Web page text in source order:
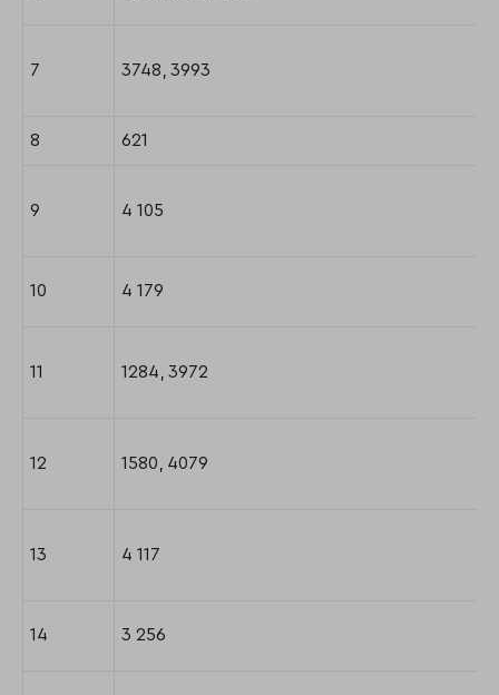
7 3748, 3993
8 621
9 4 105
10 4 179
11 1284, 3972
12 1580, 4079
13 4 117
14 3 256